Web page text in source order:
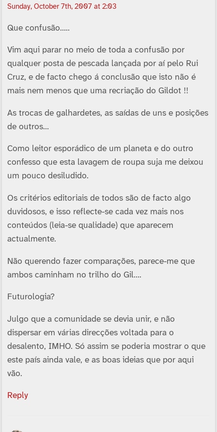
Sunday, October 7th, 2007 at 2:03
Que confusão…..
Vim aqui parar no meio de toda a confusão por
qualquer posta de pescada lançada por aí­ pelo Rui
Cruz, e de facto chego á conclusão que isto não é
mais nem menos que uma recriação do Gildot !!
As trocas de galhardetes, as saí­das de uns e posições
de outros…
Como leitor esporádico de um planeta e do outro
confesso que esta lavagem de roupa suja me deixou
um pouco desiludido.
Os critérios editoriais de todos são de facto algo
duvidosos, e isso reflecte-se cada vez mais nos
conteúdos (leia-se qualidade) que aparecem
actualmente.
Não querendo fazer comparações, parece-me que
ambos caminham no trilho do Gil….
Futurologia?
Julgo que a comunidade se devia unir, e não
dispersar em várias direcções voltada para o
desalento, IMHO. Só assim se poderia mostrar o que
este paí­s ainda vale, e as boas ideias que por aqui
vão.
Reply